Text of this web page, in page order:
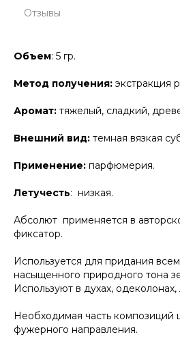
Отзывы
Объем: 5 гр.
Метод получения: экстракция
Аромат: тяжелый, сладкий,
Внешний вид: темная вязкая
Применение: парфюмерия.
Летучесть: низкая.
Абсолют применяется в
фиксатор.
Используется для придания
насыщенного природного тона
Используют в духах, одеколонах,
Необходимая часть композиций
фужерного направления.